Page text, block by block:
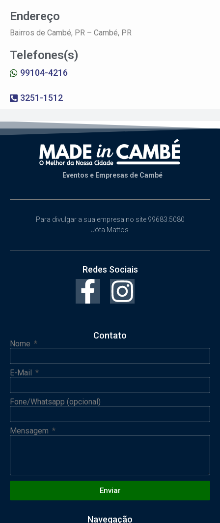
Endereço
Bairros de Cambé, PR – Cambé, PR
Telefones(s)
99104-4216
3251-1512
Eventos e Empresas de Cambé
Para divulgar a sua empresa no site 99683.5080
Jóta Mattos
Redes Sociais
Contato
Nome
E-Mail
Fone/Whatsapp (opcional)
Mensagem
Enviar
Navegação